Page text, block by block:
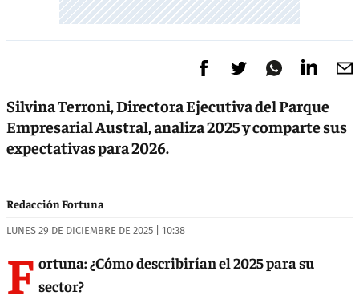
Silvina Terroni, Directora Ejecutiva del Parque
Empresarial Austral, analiza 2025 y comparte sus
expectativas para 2026.
Redacción Fortuna
LUNES 29 DE DICIEMBRE DE 2025 | 10:38
F ortuna: ¿Cómo describirían el 2025 para su
sector?